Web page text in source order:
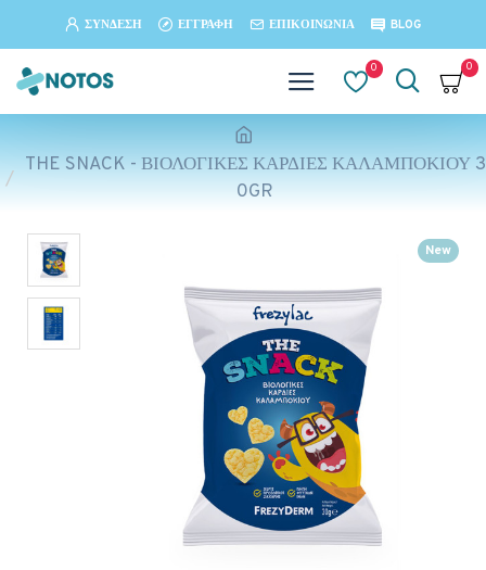
ΣΎΝΔΕΣΗ ΕΓΓΡΑΦΉ ΕΠΙΚΟΙΝΩΝΊΑ BLOG
0 0
THE SNACK - ΒΙΟΛΟΓΙΚΕΣ ΚΑΡΔΙΕΣ ΚΑΛΑΜΠΟΚΙΟΥ 3
0GR
New